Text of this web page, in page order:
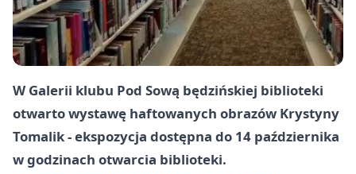
W Galerii klubu Pod Sową będzińskiej biblioteki
otwarto wystawę haftowanych obrazów Krystyny
Tomalik - ekspozycja dostępna do 14 października
w godzinach otwarcia biblioteki.